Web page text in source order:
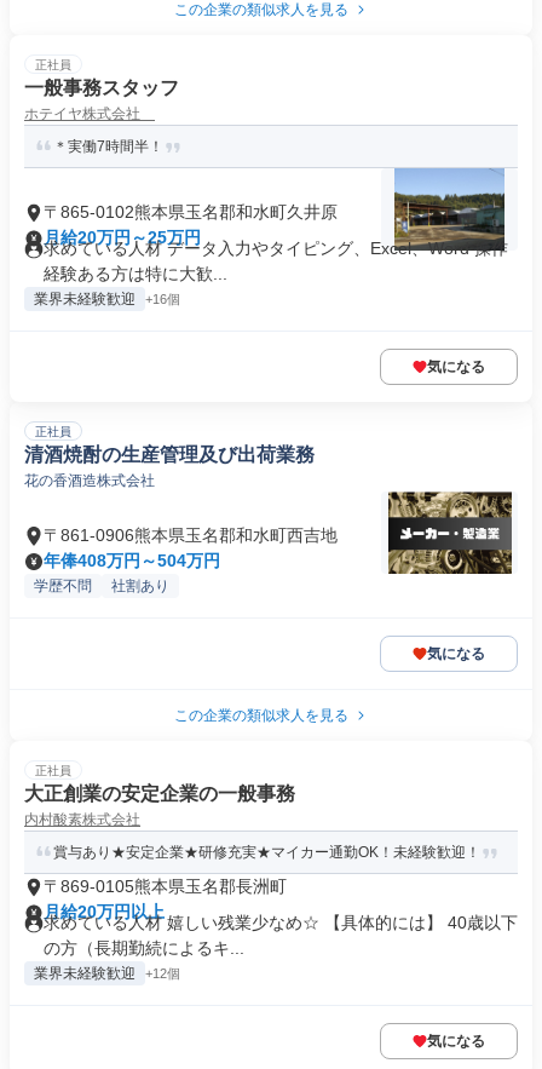
この企業の類似求人を見る
正社員
一般事務スタッフ
ホテイヤ株式会社
＊実働7時間半！
〒865-0102熊本県玉名郡和水町久井原
月給20万円～25万円
求めている人材 データ入力やタイピング、Excel、Word 操作
経験ある方は特に大歓...
業界未経験歓迎 +16個
気になる
正社員
清酒焼酎の生産管理及び出荷業務
花の香酒造株式会社
〒861-0906熊本県玉名郡和水町西吉地
年俸408万円～504万円
学歴不問 社割あり
気になる
この企業の類似求人を見る
正社員
大正創業の安定企業の一般事務
内村酸素株式会社
賞与あり★安定企業★研修充実★マイカー通勤OK！未経験歓迎！
〒869-0105熊本県玉名郡長洲町
月給20万円以上
求めている人材 嬉しい残業少なめ☆ 【具体的には】 40歳以下
の方（長期勤続によるキ...
業界未経験歓迎 +12個
気になる